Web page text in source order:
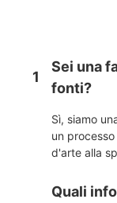
1
Sei una
fonti?
Sì, siamo
un
d'arte alla
Quali